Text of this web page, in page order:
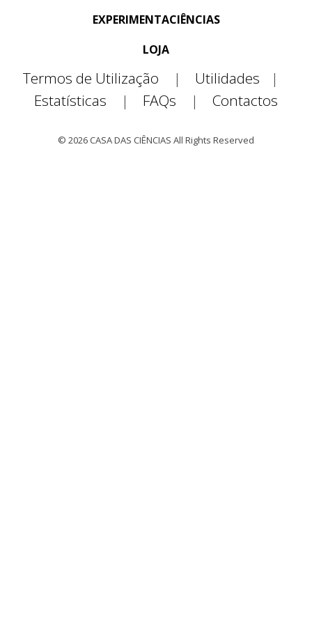
EXPERIMENTACIÊNCIAS
LOJA
Termos de Utilização | Utilidades
|
Estatísticas
| FAQs | Contactos
© 2026 CASA DAS CIÊNCIAS All Rights Reserved